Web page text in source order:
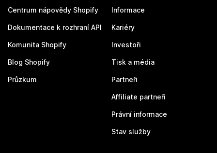
Centrum nápovědy Shopify
Dokumentace k rozhraní API
Komunita Shopify
Blog Shopify
Průzkum
Informace
Kariéry
Investoři
Tisk a média
Partneři
Affiliate partneři
Právní informace
Stav služby